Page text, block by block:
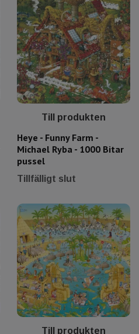
Till produkten
Heye - Funny Farm -
Michael Ryba - 1000 Bitar
pussel
Tillfälligt slut
Till produkten